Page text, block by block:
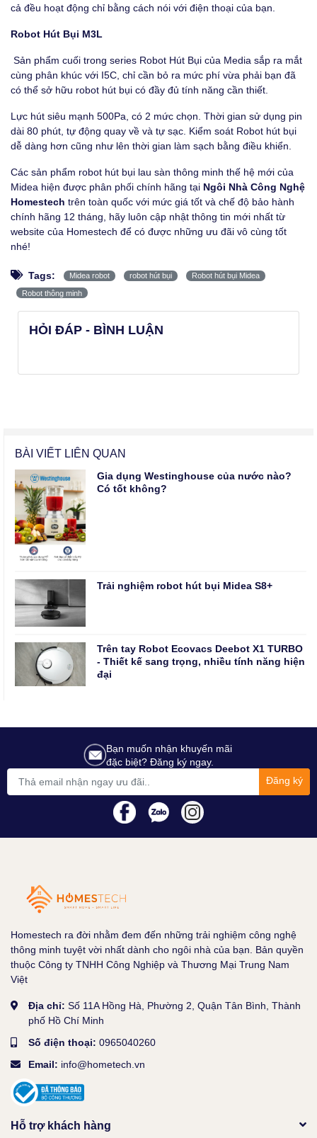
cả đều hoạt động chỉ bằng cách nói với điện thoại của bạn.
Robot Hút Bụi M3L
Sản phẩm cuối trong series Robot Hút Bụi của Media sắp ra mắt
cùng phân khúc với I5C, chỉ cần bỏ ra mức phí vừa phải bạn đã
có thể sở hữu robot hút bụi có đầy đủ tính năng cần thiết.
Lực hút siêu mạnh 500Pa, có 2 mức chọn. Thời gian sử dụng pin
dài 80 phút, tự động quay về và tự sạc. Kiểm soát Robot hút bụi
dễ dàng hơn cũng như lên thời gian làm sạch bằng điều khiển.
Các sản phẩm robot hút bụi lau sàn thông minh thế hệ mới của
Midea hiện được phân phối chính hãng tại Ngôi Nhà Công Nghệ
Homestech trên toàn quốc với mức giá tốt và chế độ bảo hành
chính hãng 12 tháng, hãy luôn cập nhật thông tin mới nhất từ
website của Homestech để có được những ưu đãi vô cùng tốt
nhé!
Tags: Midea robot robot hút bụi Robot hút bụi Midea
Robot thông minh
HỎI ĐÁP - BÌNH LUẬN
BÀI VIẾT LIÊN QUAN
Gia dụng Westinghouse của nước nào?
Có tốt không?
Trải nghiệm robot hút bụi Midea S8+
Trên tay Robot Ecovacs Deebot X1 TURBO
- Thiết kế sang trọng, nhiều tính năng hiện
đại
Bạn muốn nhận khuyến mãi
đặc biệt? Đăng ký ngay.
Đăng ký
Homestech ra đời nhằm đem đến những trải nghiệm công nghệ
thông minh tuyệt vời nhất dành cho ngôi nhà của bạn. Bản quyền
thuộc Công ty TNHH Công Nghiệp và Thương Mại Trung Nam
Việt
Địa chỉ: Số 11A Hồng Hà, Phường 2, Quận Tân Bình, Thành
phố Hồ Chí Minh
Số điện thoại: 0965040260
Email: info@hometech.vn
Hỗ trợ khách hàng